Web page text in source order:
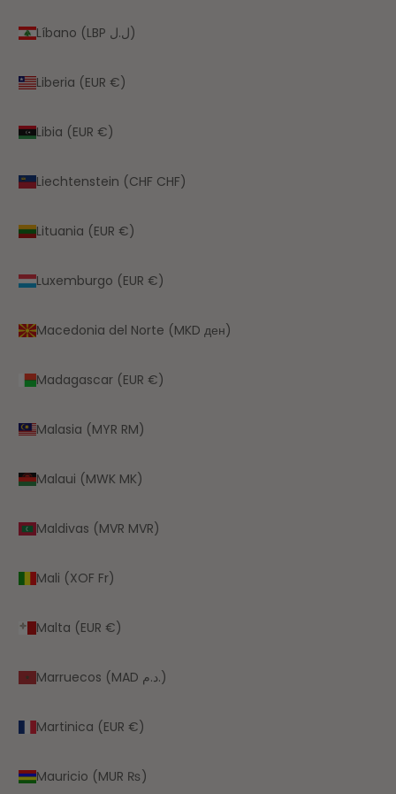
Líbano (LBP ل.ل)
Liberia (EUR €)
Libia (EUR €)
Liechtenstein (CHF CHF)
Lituania (EUR €)
Luxemburgo (EUR €)
Macedonia del Norte (MKD ден)
Madagascar (EUR €)
Malasia (MYR RM)
Malaui (MWK MK)
Maldivas (MVR MVR)
Mali (XOF Fr)
Malta (EUR €)
Marruecos (MAD د.م.)
Martinica (EUR €)
Mauricio (MUR ₨)